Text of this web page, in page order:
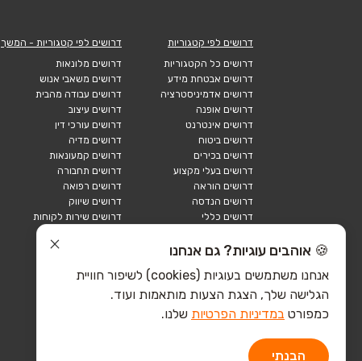
דרושים לפי קטגוריות
דרושים כל הקטגוריות
דרושים אבטחת מידע
דרושים אדמיניסטרציה
דרושים אופנה
דרושים אינטרנט
דרושים ביטוח
דרושים בכירים
דרושים בעלי מקצוע
דרושים הוראה
דרושים הנדסה
דרושים כללי
דרושים לוגיסטיקה
דרושים מכירות
הייטק חומרה
דרושים לפי קטגוריות - המשך
דרושים מלונאות
דרושים משאבי אנוש
דרושים עבודה מהבית
דרושים עיצוב
דרושים עורכי דין
דרושים מדיה
דרושים קמעונאות
דרושים תחבורה
דרושים רפואה
דרושים שיווק
דרושים שירות לקוחות
הייטק כללי
הייטק תוכנה
🍪 אוהבים עוגיות? גם אנחנו
אנחנו משתמשים בעוגיות (cookies) לשיפור חוויית
הגלישה שלך, הצגת הצעות מותאמות ועוד.
כמפורט במדיניות הפרטיות שלנו.
הבנתי